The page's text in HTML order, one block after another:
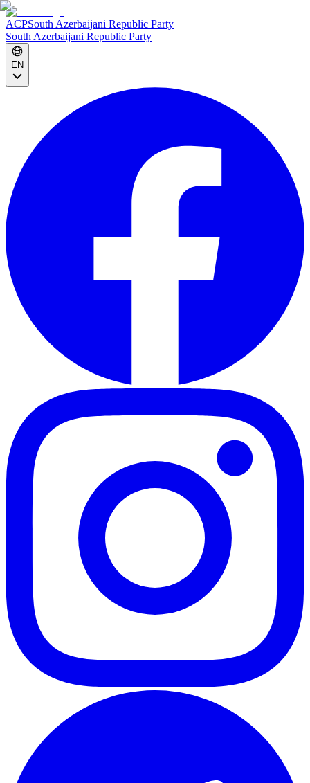
ACPSouth Azerbaijani Republic Party
South Azerbaijani Republic Party
EN